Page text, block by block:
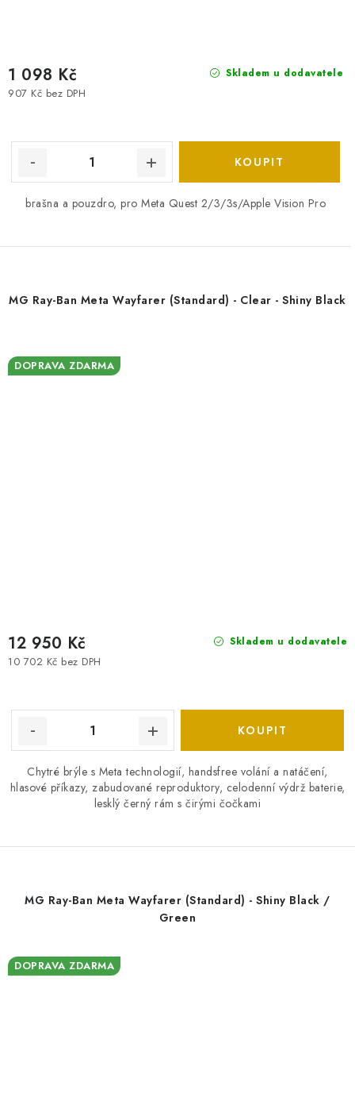
Skladem u dodavatele
907 Kč bez DPH
1 098 Kč
brašna a pouzdro, pro Meta Quest 2/3/3s/Apple Vision Pro
MG Ray-Ban Meta Wayfarer (Standard) - Clear - Shiny Black
DOPRAVA ZDARMA
Skladem u dodavatele
10 702 Kč bez DPH
12 950 Kč
Chytré brýle s Meta technologií, handsfree volání a natáčení,
hlasové příkazy, zabudované reproduktory, celodenní výdrž baterie,
lesklý černý rám s čirými čočkami
MG Ray-Ban Meta Wayfarer (Standard) - Shiny Black /
Green
DOPRAVA ZDARMA